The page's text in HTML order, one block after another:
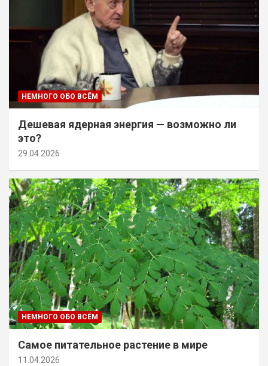
НЕМНОГО ОБО ВСЁМ
Дешевая ядерная энергия — возможно ли
это?
29.04.2026
НЕМНОГО ОБО ВСЁМ
Самое питательное растение в мире
11.04.2026